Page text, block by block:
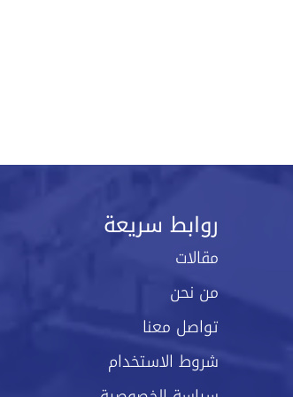
روابط سريعة
مقالات
من نحن
تواصل معنا
شروط الاستخدام